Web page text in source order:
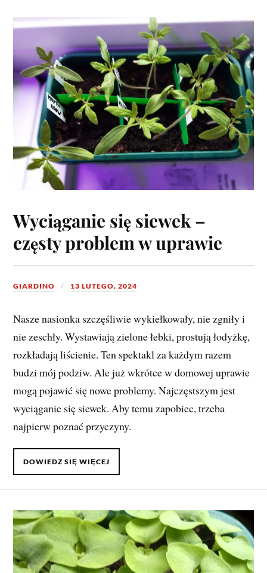
Wyciąganie się siewek –
częsty problem w uprawie
GIARDINO 13 LUTEGO, 2024
Nasze nasionka szczęśliwie wykiełkowały, nie zgniły i
nie zeschły. Wystawiają zielone łebki, prostują łodyżkę,
rozkładają liścienie. Ten spektakl za każdym razem
budzi mój podziw. Ale już wkrótce w domowej uprawie
mogą pojawić się nowe problemy. Najczęstszym jest
wyciąganie się siewek. Aby temu zapobiec, trzeba
najpierw poznać przyczyny.
DOWIEDZ SIĘ WIĘCEJ